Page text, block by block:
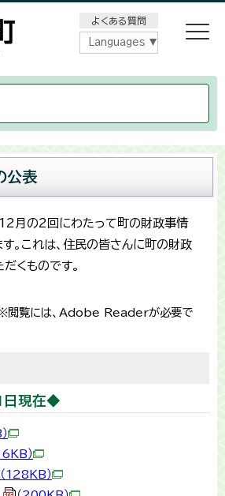
よくある質問
Languages
公表
月の2回にわたって町の財政事情
。これは、住民の皆さんに町の財政
くものです。
覧には、Adobe Readerが必要で
現在◆
）
（128KB）